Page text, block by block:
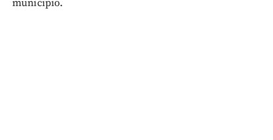
municipio.